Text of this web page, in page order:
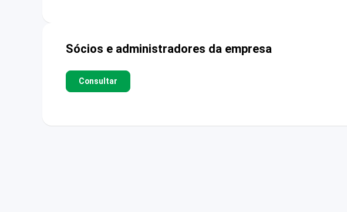
Sócios e administradores da empresa
Consultar